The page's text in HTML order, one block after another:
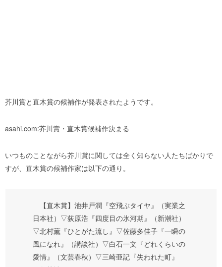
芥川賞と直木賞の候補作が発表されたようです。
asahi.com:芥川賞・直木賞候補作決まる
いつものことながら芥川賞に関しては全く知らない人たちばかりで
すが、直木賞の候補作家は以下の通り。
【直木賞】池井戸潤『空飛ぶタイヤ』（実業之
日本社）▽荻原浩『四度目の氷河期』（新潮社）
▽北村薫『ひとがた流し』▽佐藤多佳子『一瞬の
風になれ』（講談社）▽白石一文『どれくらいの
愛情』（文芸春秋）▽三崎亜記『失われた町』